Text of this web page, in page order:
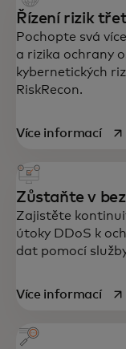
Řízení rizik
Pochopte svá
a rizika ochrany
kybernetických
RiskRecon.
Více informací
Zůstaňte v
Zajistěte
útoky DDoS k
dat pomocí
Více informací